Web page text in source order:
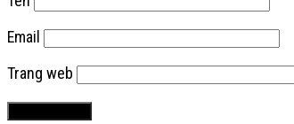
Email
Trang web